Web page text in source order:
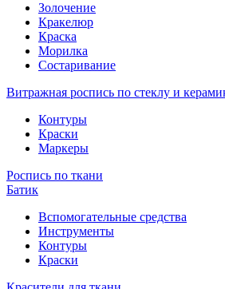
Золочение
Кракелюр
Краска
Морилка
Состаривание
Витражная роспись по стеклу и
Контуры
Краски
Маркеры
Роспись по ткани
Батик
Вспомогательные средства
Инструменты
Контуры
Краски